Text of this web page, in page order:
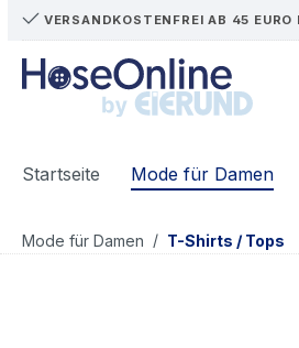
Hauptinhalt springen
Zur Suche springen
Zur Hauptnavigation springen
VERSANDKOSTENFREI AB 45 EURO
Startseite Mode für Damen
Mode für Damen / T-Shirts / Tops